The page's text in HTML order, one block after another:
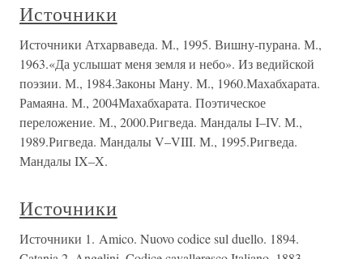
Источники
Источники Атхарваведа. М., 1995. Вишну-пурана. М.,
1963.«Да услышат меня земля и небо». Из ведийской
поэзии. М., 1984.Законы Ману. М., 1960.Махабхарата.
Рамаяна. М., 2004Махабхарата. Поэтическое
переложение. М., 2000.Ригведа. Мандалы I–IV. М.,
1989.Ригведа. Мандалы V–VIII. М., 1995.Ригведа.
Мандалы IX–X.
Источники
Источники 1. Amico. Nuovo codice sul duello. 1894.